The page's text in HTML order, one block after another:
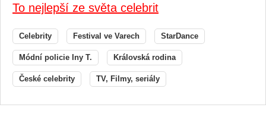
To nejlepší ze světa celebrit
Celebrity Festival ve Varech StarDance
Módní policie Iny T. Královská rodina
České celebrity TV, Filmy, seriály